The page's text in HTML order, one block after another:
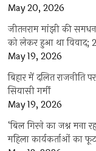
May 20, 2026
जीतनराम मांझी की
को लेकर हुआ था
May 19, 2026
बिहार में दलित राजनीति
सियासी गर्मी
May 19, 2026
‘बिल गिरने का जश्न मना
महिला कार्यकर्ताओं का